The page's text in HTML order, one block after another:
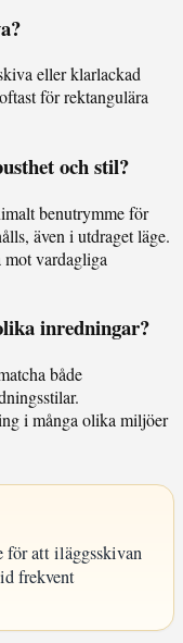
eller klarlackad
för rektangulära
och stil?
benutrymme för
även i utdraget läge.
mot vardagliga
inredningar?
både
i många olika miljöer
för att iläggsskivan
frekvent